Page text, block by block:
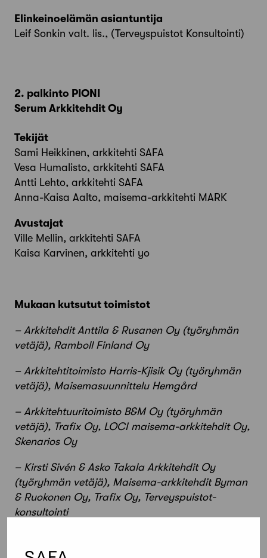
Elinkeinoelämän asiantuntija
Leif Sonkin valt. lis., (Terveyspuistot Konsultointi)
2. palkinto PIONI
Serum Arkkitehdit Oy
Tekijät
Sami Heikkinen, arkkitehti SAFA
Vesa Humalisto, arkkitehti SAFA
Antti Lehto, arkkitehti SAFA
Anna-Kaisa Aalto, maisema-arkkitehti MARK
Avustajat
Ville Mellin, arkkitehti SAFA
Kaisa Karvinen, arkkitehti yo
Mukaan kutsutut toimistot
– Arkkitehdit Anttila & Rusanen Oy (työryhmän
vetäjä), Ramboll Finland Oy
– Arkkitehtitoimisto Harris-Kjisik Oy (työryhmän
vetäjä), Maisemasuunnittelu Hemgård
– Arkkitehtuuritoimisto B&M Oy (työryhmän
vetäjä), Trafix Oy, LOCI maisema-arkkitehdit Oy,
Skenarios Oy
– Kirsti Sivén & Asko Takala Arkkitehdit Oy
(työryhmän vetäjä), Maisema-arkkitehdit Byman
& Ruokonen Oy, Trafix Oy, Terveyspuistot-
konsultointi